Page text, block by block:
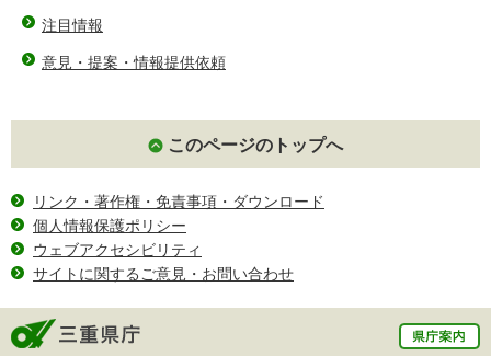
注目情報
意見・提案・情報提供依頼
このページのトップへ
リンク・著作権・免責事項・ダウンロード
個人情報保護ポリシー
ウェブアクセシビリティ
サイトに関するご意見・お問い合わせ